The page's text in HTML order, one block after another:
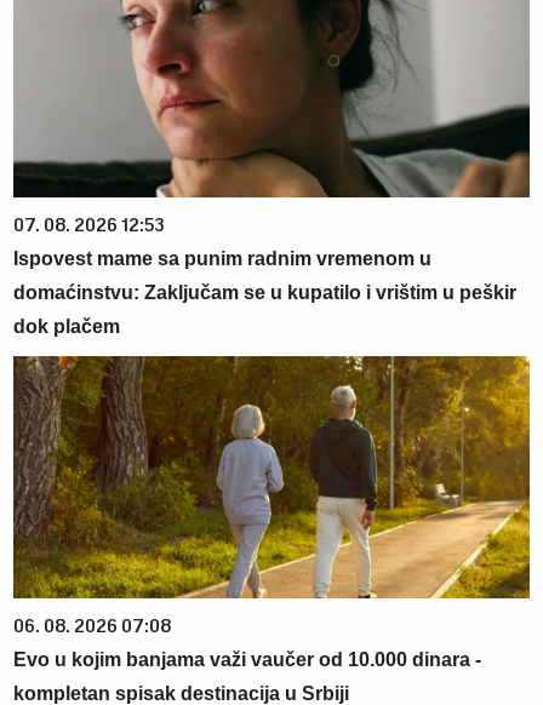
07. 08. 2026 12:53
Ispovest mame sa punim radnim vremenom u
domaćinstvu: Zaključam se u kupatilo i vrištim u peškir
dok plačem
06. 08. 2026 07:08
Evo u kojim banjama važi vaučer od 10.000 dinara -
kompletan spisak destinacija u Srbiji